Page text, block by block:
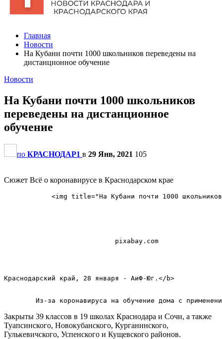
Главная
Новости
На Кубани почти 1000 школьников переведены на
дистанционное обучение
Новости
На Кубани почти 1000 школьников
переведены на дистанционное
обучение
по КРАСНОДАР1 в 29 Янв, 2021 105
Сюжет Всё о коронавирусе в Краснодарском крае
<img title="На Кубани почти 1000
                            pixabay.com
Краснодарский край, 28 января - АиФ-Юг.</b>
Закрыты 39 классов в 19 школах Краснодара и Сочи, а также
Туапсинского, Новокубанского, Курганинского,
Гулькевичского, Успенского и Кущевского районов.